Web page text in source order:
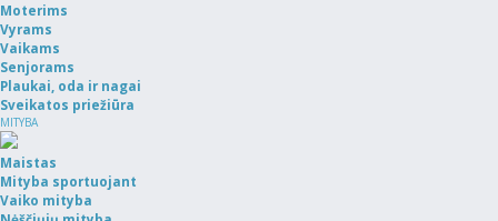
Moterims
Vyrams
Vaikams
Senjorams
Plaukai, oda ir nagai
Sveikatos priežiūra
MITYBA
Maistas
Mityba sportuojant
Vaiko mityba